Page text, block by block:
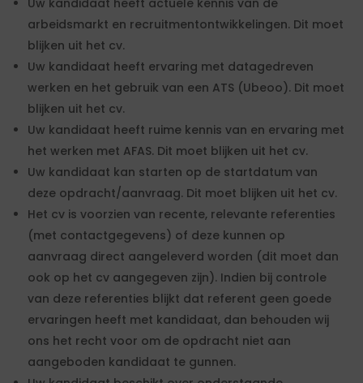
Uw kandidaat heeft actuele kennis van de
arbeidsmarkt en recruitmentontwikkelingen. Dit moet
blijken uit het cv.
Uw kandidaat heeft ervaring met datagedreven
werken en het gebruik van een ATS (Ubeoo). Dit moet
blijken uit het cv.
Uw kandidaat heeft ruime kennis van en ervaring met
het werken met AFAS. Dit moet blijken uit het cv.
Uw kandidaat kan starten op de startdatum van
deze opdracht/aanvraag. Dit moet blijken uit het cv.
Het cv is voorzien van recente, relevante referenties
(met contactgegevens) of deze kunnen op
aanvraag direct aangeleverd worden (dit moet dan
ook op het cv aangegeven zijn). Indien bij controle
van deze referenties blijkt dat referent geen goede
ervaringen heeft met kandidaat, dan behouden wij
ons het recht voor om de opdracht niet aan
aangeboden kandidaat te gunnen.